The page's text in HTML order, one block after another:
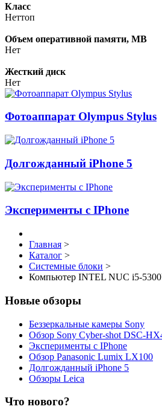
Класс
Неттоп
Объем оперативной памяти, MB
Нет
Жесткий диск
Нет
Фотоаппарат Olympus Stylus
Долгожданный iPhone 5
Эксперименты с IPhone
Главная >
Каталог >
Системные блоки >
Компьютер INTEL NUC i5-
Новые обзоры
Беззеркальные камеры Sony
Обзор Sony Cyber-shot DSC-
Эксперименты с IPhone
Обзор Panasonic Lumix LX100
Долгожданный iPhone 5
Обзоры Leica
Что нового?